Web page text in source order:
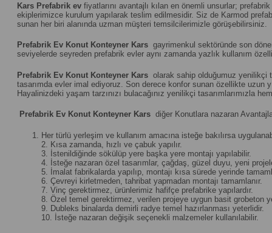
Kars Prefabrik ev fiyatlarını avantajlı kılan en önemli unsurlar;
ekiplerimizce kurulum yapılarak teslim edilmesidir. Siz de Karmod
sunan her biri alanında uzman müşteri temsilcilerimizle görüşebilirsiniz.
Prefabrik Ev Konut Konteyner Kars gayrimenkul sektöründe son
seviyelerde seyreden prefabrik evler aynı zamanda yazlık kullanım
Prefabrik Ev Konut Konteyner Kars olarak sahip olduğumuz yenilikçi
tasarımda evler imal ediyoruz. Son derece konfor sunan özellikte uzun
Hayalinizdeki yaşam tarzınızı bulacağınız yenilikçi tasarımlarımızla
Prefabrik Ev Konut Konteyner Kars diğer Konutlara nazaran
Her türlü yerleşim ve kullanım amacına isteğe bakılırsa
2. Kısa zamanda, hızlı ve çabuk yapılır.
3. İstenildiğinde sökülüp yere başka yere montajı yapılabilir.
4. İsteğe nazaran özel tasarımlar, çağdaş, güzel duyu, yeni
5. İmalat fabrikalarda yapılıp, montajı kısa sürede yerinde
6. Çevreyi kirletmeden, tahribat yapmadan montajı tamamlanır.
7. Vinç gerektirmez, ürünlerimiz hafifçe prefabrike yapılardır.
8. Özel temel gerektirmez, verilen projeye uygun basit grobeton
9. Dubleks binalarda demirli radye temel hazırlanması yeterlidir.
10. İsteğe nazaran değişik seçenekli malzemeler kullanılabilir.